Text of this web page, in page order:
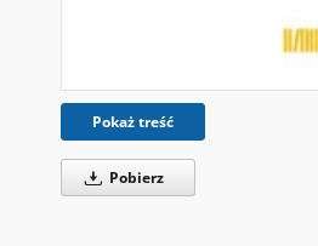
Pokaż treść
Pobierz